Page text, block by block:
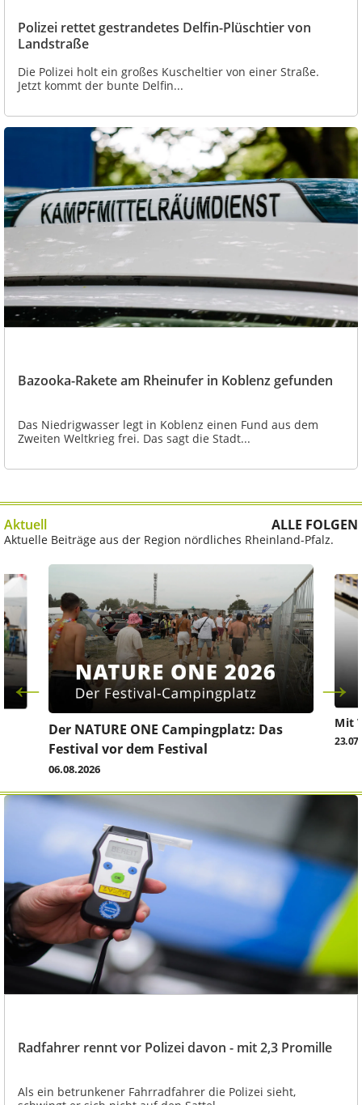
Polizei rettet gestrandetes Delfin-Plüschtier von
Landstraße
Die Polizei holt ein großes Kuscheltier von einer Straße.
Jetzt kommt der bunte Delfin...
Bazooka-Rakete am Rheinufer in Koblenz gefunden
Das Niedrigwasser legt in Koblenz einen Fund aus dem
Zweiten Weltkrieg frei. Das sagt die Stadt...
Aktuell ALLE FOLGEN
Aktuelle Beiträge aus der Region nördliches Rheinland-Pfalz.
Der NATURE ONE Campingplatz: Das
Festival vor dem Festival
06.08.2026
Mit
Radfahrer rennt vor Polizei davon - mit 2,3 Promille
Als ein betrunkener Fahrradfahrer die Polizei sieht,